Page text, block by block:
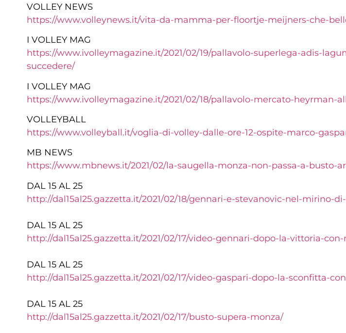
VOLLEY NEWS
https://www.volleynews.it/vita-da-mamma-per-floortje-meijners-che-
I VOLLEY MAG
https://www.ivolleymagazine.it/2021/02/19/pallavolo-superlega-adis-
succedere/
I VOLLEY MAG
https://www.ivolleymagazine.it/2021/02/18/pallavolo-mercato-heyrman-
VOLLEYBALL
https://www.volleyball.it/voglia-di-volley-dalle-ore-12-ospite-marco-
MB NEWS
https://www.mbnews.it/2021/02/la-saugella-monza-non-passa-a-busto-
DAL 15 AL 25
http://dal15al25.gazzetta.it/2021/02/18/gennari-e-stevanovic-nel-mirino-
DAL 15 AL 25
http://dal15al25.gazzetta.it/2021/02/17/video-gennari-dopo-la-vittoria-
DAL 15 AL 25
http://dal15al25.gazzetta.it/2021/02/17/video-gaspari-dopo-la-sconfitta-
DAL 15 AL 25
http://dal15al25.gazzetta.it/2021/02/17/busto-supera-monza/